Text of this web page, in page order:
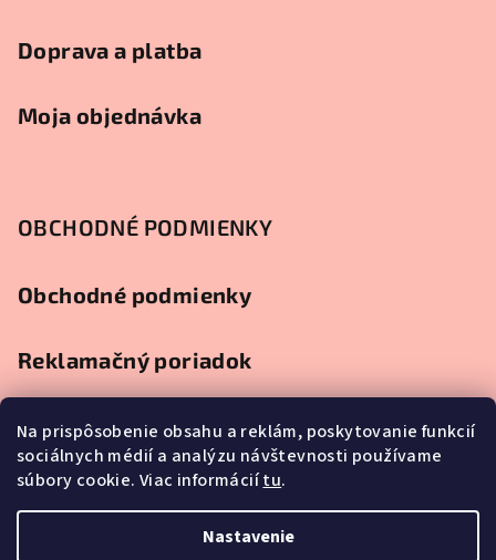
Na prispôsobenie obsahu a reklám, poskytovanie funkcií
sociálnych médií a analýzu návštevnosti používame
súbory cookie. Viac informáciítu.
Nastavenie
Doprava a platba
Moja objednávka
OBCHODNÉ PODMIENKY
Obchodné podmienky
Reklamačný poriadok
Ochrana osobných údajov
Splátkový predaj